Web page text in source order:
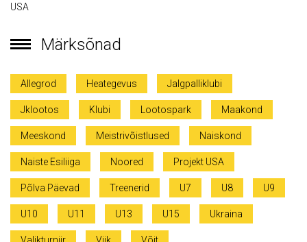
USA
Märksõnad
Allegrod Heategevus Jalgpalliklubi
Jklootos Klubi Lootospark Maakond
Meeskond Meistrivõistlused Naiskond
Naiste Esiliiga Noored Projekt USA
Põlva Päevad Treenerid U7 U8 U9
U10 U11 U13 U15 Ukraina